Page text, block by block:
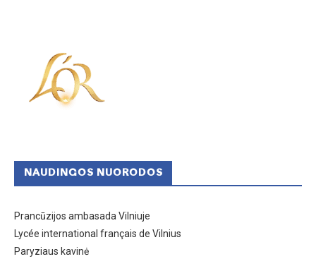
NAUDINGOS NUORODOS
Prancūzijos ambasada Vilniuje
Lycée international français de Vilnius
Paryziaus kavinė